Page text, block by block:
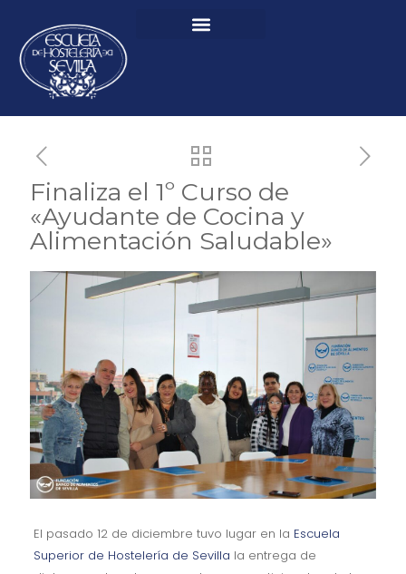
Finaliza el 1º Curso de
«Ayudante de Cocina y
Alimentación Saludable»
El pasado 12 de diciembre tuvo lugar en la Escuela
Superior de Hostelería de Sevilla la entrega de